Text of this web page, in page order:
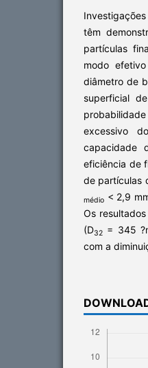
têm
partículas
modo
diâmetro de
superficial
excessivo
capacidade
eficiência de
de partículas
médio < 2,9
Os
(D32 = 345
com a